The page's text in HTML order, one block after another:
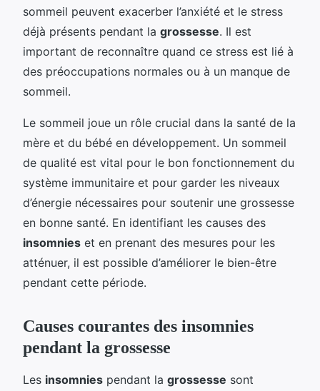
sommeil peuvent exacerber l’anxiété et le stress
déjà présents pendant la grossesse. Il est
important de reconnaître quand ce stress est lié à
des préoccupations normales ou à un manque de
sommeil.
Le sommeil joue un rôle crucial dans la santé de la
mère et du bébé en développement. Un sommeil
de qualité est vital pour le bon fonctionnement du
système immunitaire et pour garder les niveaux
d’énergie nécessaires pour soutenir une grossesse
en bonne santé. En identifiant les causes des
insomnies et en prenant des mesures pour les
atténuer, il est possible d’améliorer le bien-être
pendant cette période.
Causes courantes des insomnies
pendant la grossesse
Les insomnies pendant la grossesse sont